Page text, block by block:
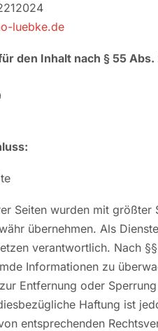
luebke.de
den Inhalt nach § 55 Abs.
Seiten wurden mit
übernehmen. Als
verantwortlich. Nach
Informationen zu
Entfernung oder
Haftung ist
entsprechenden